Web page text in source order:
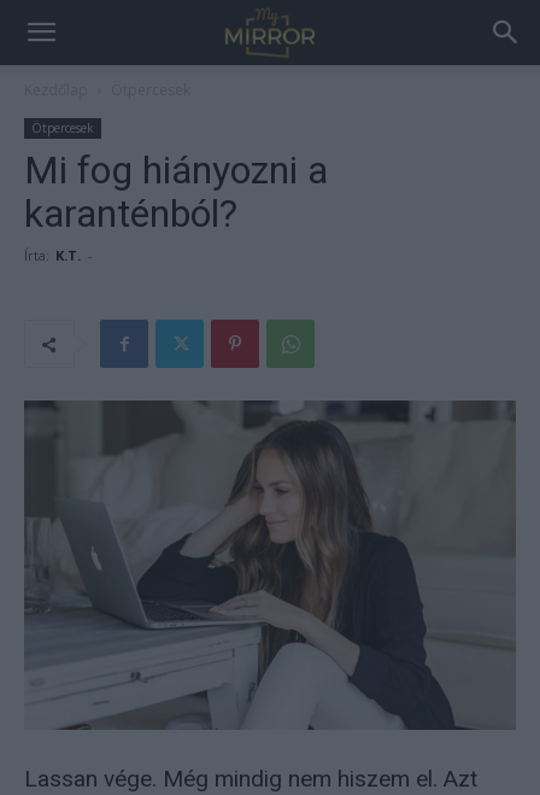
Ötpercesek
Mi fog hiányozni a
karanténból?
Írta: K.T. -
Lassan vége. Még mindig nem hiszem el. Azt